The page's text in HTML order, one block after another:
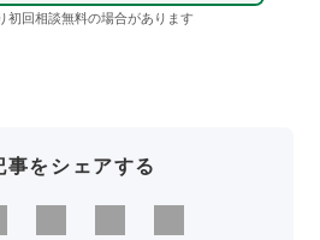
初回相談無料の場合があります
事をシェアする